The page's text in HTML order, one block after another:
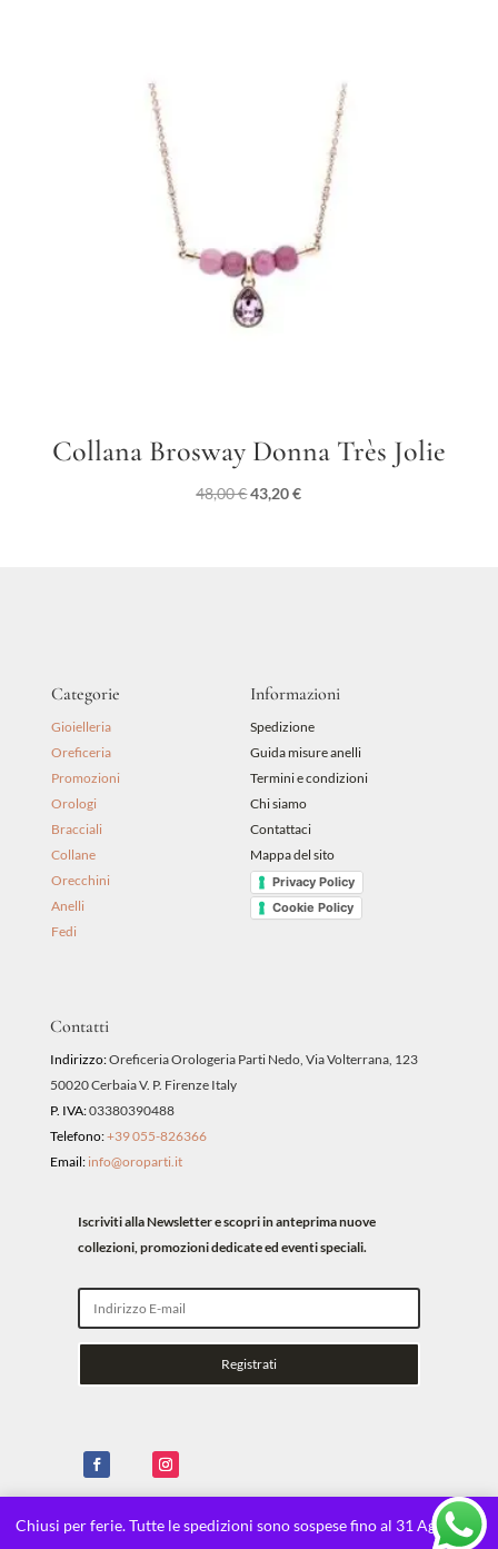
Chiusi per ferie. Tutte le spedizioni sono sospese fino al 31 Agosto. X
Collana Brosway Donna Très Jolie
48,00€Il
43,20€Il
Categorie
Gioielleria
Oreficeria
Promozioni
Orologi
Bracciali
Collane
Orecchini
Anelli
Fedi
Informazioni
Spedizione
Guida misure anelli
Termini e condizioni
Chi siamo
Contattaci
Mappa del sito
Privacy Policy
Cookie Policy
Contatti
Indirizzo:Oreficeria Orologeria Parti Nedo, Via Volterrana, 123
50020 Cerbaia V. P. Firenze Italy
P. IVA:03380390488
Telefono:+39 055-826366
Email: info@oroparti.it
Iscriviti alla Newsletter e scopri in anteprima nuove
collezioni, promozioni dedicate ed eventi speciali.
Registrati